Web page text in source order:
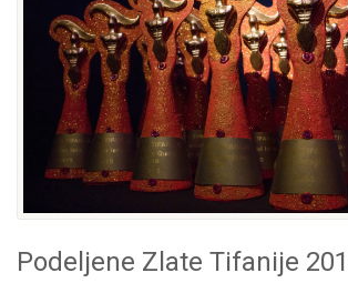
Podeljene Zlate Tifanije